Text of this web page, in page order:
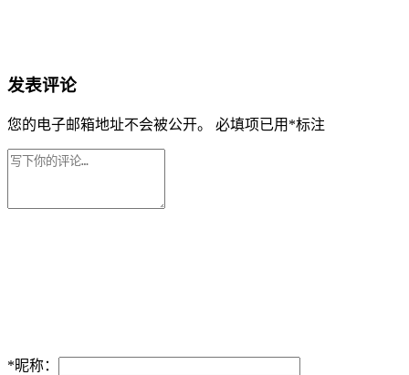
发表评论
您的电子邮箱地址不会被公开。 必填项已用 *标注
*昵称：